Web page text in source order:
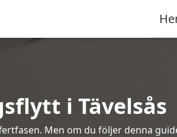
i Tävelsås
Men om du följer denna